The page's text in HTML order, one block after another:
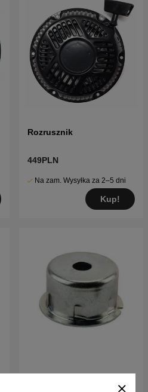
Rozrusznik
449PLN
Na zam. Wysyłka za 2–5 dni
Kup!